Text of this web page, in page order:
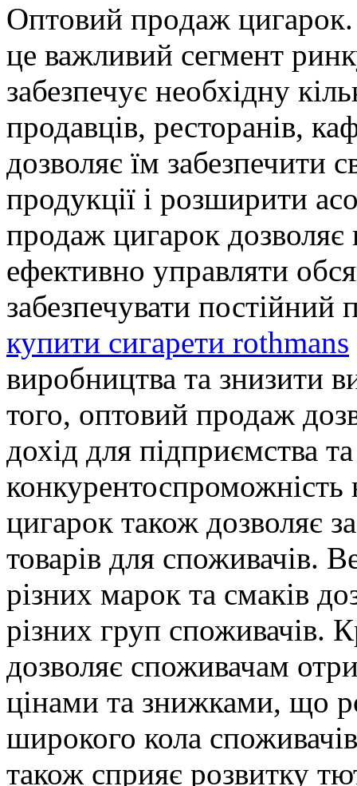
Oптoвий прoдaж
це важливий сегмент
забезпечує необхідну
продавців, ресторанів,
дозволяє їм забезпечити
продукції і розширити
продаж цигарок
ефективно управляти
забезпечувати
купити сигарети rothmans
виробництва та знизити
того, оптовий продаж
дохід для підприємства
цигарок також дозволяє
товарів для споживачів.
різних марок та смаків
різних груп споживачів.
дозволяє споживачам
цінами та знижками, що
широкого кола
також сприяє розвитку